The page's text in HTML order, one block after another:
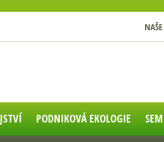
PODNIKOVÁ EKOLOGIE